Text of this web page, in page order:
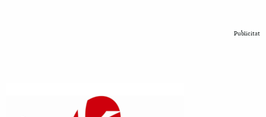
Publicitat